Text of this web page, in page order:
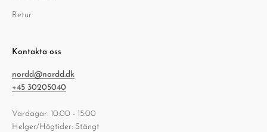
Retur
Kontakta oss
nordd@nordd.dk
+45 30205040
Vardagar: 10:00 - 15:00
Helger/Högtider: Stängt